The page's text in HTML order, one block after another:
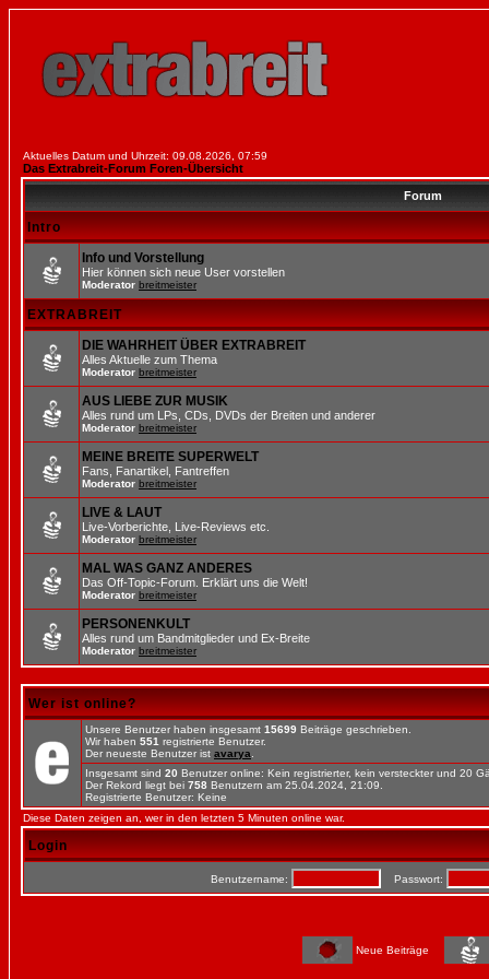
Aktuelles Datum und Uhrzeit: 09.08.2026, 07:59
Das Extrabreit-Forum Foren-Übersicht
Forum
Intro
Info und Vorstellung
Hier können sich neue User vorstellen
Moderator breitmeister
EXTRABREIT
DIE WAHRHEIT ÜBER EXTRABREIT
Alles Aktuelle zum Thema
Moderator breitmeister
AUS LIEBE ZUR MUSIK
Alles rund um LPs, CDs, DVDs der Breiten und anderer
Moderator breitmeister
MEINE BREITE SUPERWELT
Fans, Fanartikel, Fantreffen
Moderator breitmeister
LIVE & LAUT
Live-Vorberichte, Live-Reviews etc.
Moderator breitmeister
MAL WAS GANZ ANDERES
Das Off-Topic-Forum. Erklärt uns die Welt!
Moderator breitmeister
PERSONENKULT
Alles rund um Bandmitglieder und Ex-Breite
Moderator breitmeister
Wer ist online?
Unsere Benutzer haben insgesamt 15699 Beiträge geschrieben.
Wir haben 551 registrierte Benutzer.
Der neueste Benutzer ist avarya
Insgesamt sind 20 Benutzer online: Kein registrierter, kein versteckter und 20
Der Rekord liegt bei 758 Benutzern am 25.04.2024, 21:09.
Registrierte Benutzer: Keine
Diese Daten zeigen an, wer in den letzten 5 Minuten online war.
Login
Benutzername: Passwort:
Neue Beiträge